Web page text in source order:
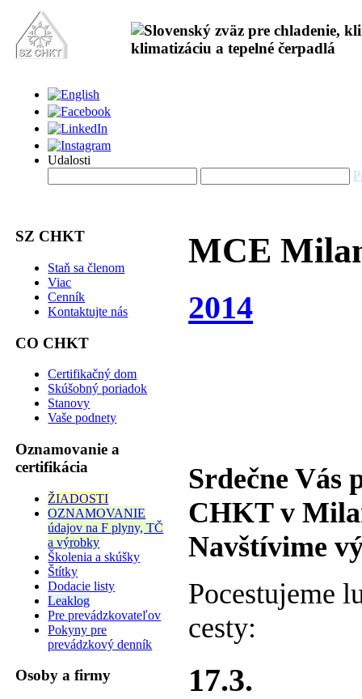
Udalosti
SZ CHKT
Staň sa členom
Viac
Cenník
Kontaktujte nás
CO CHKT
Certifikačný dom
Skúšobný poriadok
Stanovy
Vaše podnety
Oznamovanie a
certifikácia
ŽIADOSTI
OZNAMOVANIE
údajov na F plyny, TČ
a výrobky
Školenia a skúšky
Štítky
Dodacie listy
Leaklog
Pre prevádzkovateľov
Pokyny pre
prevádzkový denník
Osoby a firmy
MCE
2014
Srdečne Vás
CHKT v
Navštívime
Pocestujeme
cesty:
17.3.